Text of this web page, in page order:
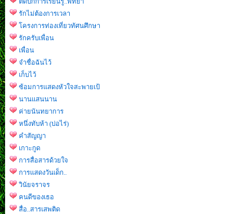
รักไม่ต้องการเวลา
โครงการท่องเที่ยวทัศนศึกษา
รักครับเพื่อน
เพื่อน
จำชื่อฉันไว้
เก็บไว้
ซ้อมการแสดงหัวใจสะพายเป้
นานแสนนาน
ค่ายนันทยาการ
หนึ่งทับห้า (บ่อไร่)
คำสัญญา
เกาะกูด
การสื่อสารด้วยใจ
การแสดงวันเด็ก..
วินัยจราจร
คนดีของเธอ
สื่อ..สารเสพติด